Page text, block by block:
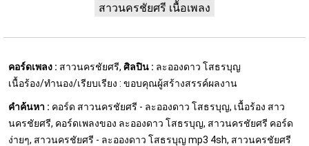
สาวนครชัยศรี เนื้อเพลง
คอร์ดเพลง : สาวนครชัยศรี, ศิลปิน : ละอองดาว โสธรบุญ
เนื้อร้อง/ทำนอง/เรียบเรียง : ขอบคุณผู้สร้างสรรค์ผลงาน
คำค้นหา : คอร์ด สาวนครชัยศรี - ละอองดาว โสธรบุญ, เนื้อร้อง สาว
นครชัยศรี, คอร์ดเพลงของ ละอองดาว โสธรบุญ, สาวนครชัยศรี คอร์ด
ง่ายๆ, สาวนครชัยศรี - ละอองดาว โสธรบุญ mp3 4sh, สาวนครชัยศรี